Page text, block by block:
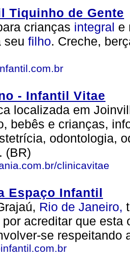
Tiquinho de Gente
crianças integral e
seu filho. Creche,
- Infantil Vitae
localizada em
bebês e crianças,
odontologia,
(BR)
clinicavitae
Espaço Infantil
Rio de Janeiro,
por acreditar que
se respeitando